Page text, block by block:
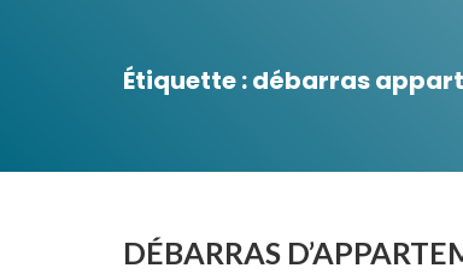
Étiquette :débarras
DÉBARRAS